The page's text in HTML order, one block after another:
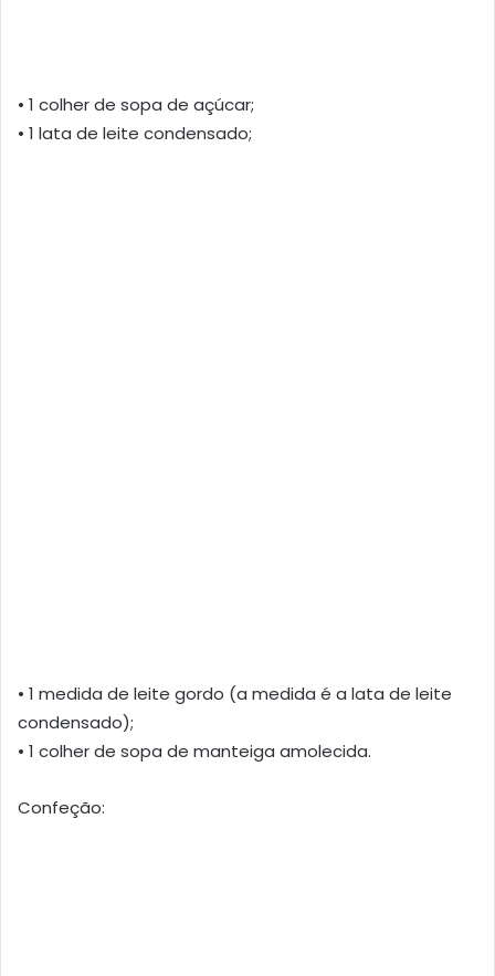
• 1 colher de sopa de açúcar;
• 1 lata de leite condensado;
• 1 medida de leite gordo (a medida é a lata de leite
condensado);
• 1 colher de sopa de manteiga amolecida.
Confeção: